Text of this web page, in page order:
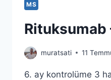
MS
Rituksumab
muratsati 11
6. ay kontrolüme 3